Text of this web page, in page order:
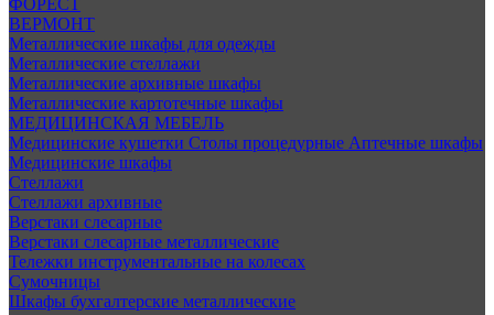
ФОРЕСТ
ВЕРМОНТ
Металлические шкафы для одежды
Металлические стеллажи
Металлические архивные шкафы
Металлические картотечные шкафы
МЕДИЦИНСКАЯ МЕБЕЛЬ
Медицинские кушетки Столы процедурные Аптечные шкафы
Медицинские шкафы
Стеллажи
Стеллажи архивные
Верстаки слесарные
Верстаки слесарные металлические
Тележки инструментальные на колесах
Сумочницы
Шкафы бухгалтерские металлические